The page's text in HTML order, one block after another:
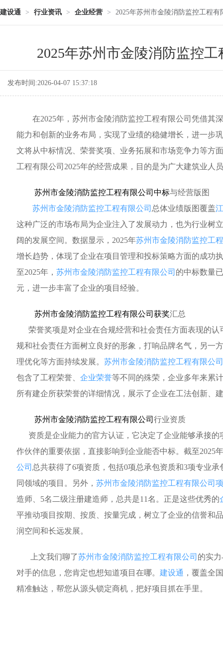
建设通 > 行业资讯 > 企业经营 > 2025年苏州市金陵消防监控工程
2025年苏州市金陵消防监控
发布时间:2026-04-07 15:37:18
在2025年，苏州市金陵消防监控工程有限公司凭借其
能力和创新的业务布局，实现了业绩的稳健增长，进一步
文将从中标情况、荣誉奖项、业务拓展和市场竞争力等方
工程有限公司2025年的经营成果，目的是为广大建筑业人
苏州市金陵消防监控工程有限公司中标与经营版图
苏州市金陵消防监控工程有限公司 总体业绩版图覆盖
这种广泛的市场布局为企业注入了发展动力，也为行业树
阔的发展空间。数据显示，2025年苏州市金陵消防监控工
增长趋势，体现了企业在项目管理和投标策略方面的成功
至2025年， 苏州市金陵消防监控工程有限公司 的中标数量
元，进一步丰富了企业的项目经验。
苏州市金陵消防监控工程有限公司获奖汇总
荣誉奖项是对企业在合规经营和社会责任方面表现的认
规和社会责任方面树立良好的形象，打响品牌名气，另一
理优化等方面持续发展。 苏州市金陵消防监控工程有限公司
包含了工程荣誉、 企业荣誉等不同的殊荣，企业多年来累
所有建企所获荣誉的详细情况，展示了企业在工法创新、
苏州市金陵消防监控工程有限公司 行业资质
资质是企业能力的官方认证，它决定了企业能够承接的
作伙伴的重要依据，直接影响到企业能否中标。截至2025
公司 总共获得了6项资质，包括0项总承包资质和3项专业承
同领域的项目。另外， 苏州市金陵消防监控工程有限公司
造师、5名二级注册建造师，总共是11名。正是这些优秀的
平推动项目按期、按质、按量完成，树立了企业的信誉和
润空间和长远发展。
上文我们聊了苏州市金陵消防监控工程有限公司 的实
对手的信息，您肯定也想知道项目在哪。 建设通 ，覆盖全
精准触达，帮您从源头锁定商机，把好项目抓在手里。